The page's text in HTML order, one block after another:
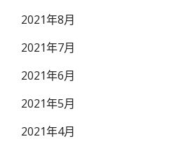
2021年8月
2021年7月
2021年6月
2021年5月
2021年4月